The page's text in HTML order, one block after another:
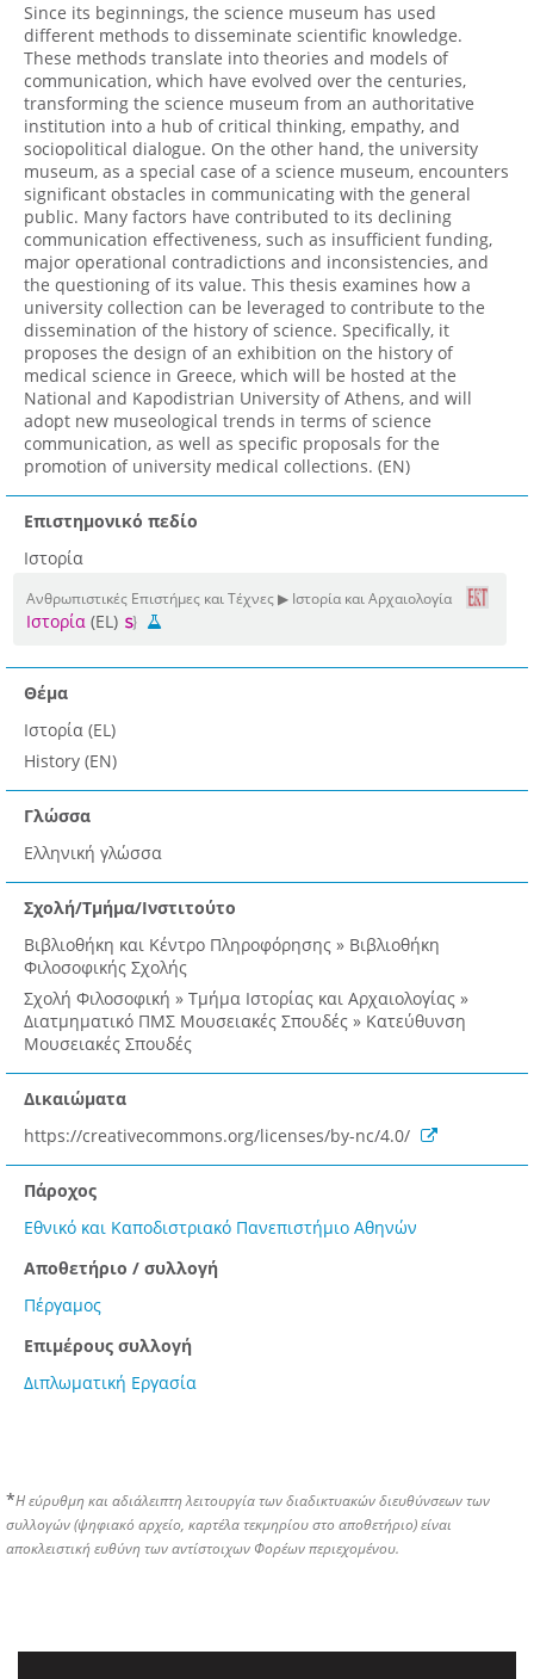
Since its beginnings, the science museum has used
different methods to disseminate scientific knowledge.
These methods translate into theories and models of
communication, which have evolved over the centuries,
transforming the science museum from an authoritative
institution into a hub of critical thinking, empathy, and
sociopolitical dialogue. On the other hand, the university
museum, as a special case of a science museum, encounters
significant obstacles in communicating with the general
public. Many factors have contributed to its declining
communication effectiveness, such as insufficient funding,
major operational contradictions and inconsistencies, and
the questioning of its value. This thesis examines how a
university collection can be leveraged to contribute to the
dissemination of the history of science. Specifically, it
proposes the design of an exhibition on the history of
medical science in Greece, which will be hosted at the
National and Kapodistrian University of Athens, and will
adopt new museological trends in terms of science
communication, as well as specific proposals for the
promotion of university medical collections. (EN)
Επιστημονικό πεδίο
Ιστορία
Ανθρωπιστικές Επιστήμες και Τέχνες ▶ Ιστορία και Αρχαιολογία
Ιστορία (EL)
Θέμα
Ιστορία (EL)
History (EN)
Γλώσσα
Ελληνική γλώσσα
Σχολή/Τμήμα/Ινστιτούτο
Βιβλιοθήκη και Κέντρο Πληροφόρησης » Βιβλιοθήκη
Φιλοσοφικής Σχολής
Σχολή Φιλοσοφική » Τμήμα Ιστορίας και Αρχαιολογίας »
Διατμηματικό ΠΜΣ Μουσειακές Σπουδές » Κατεύθυνση
Μουσειακές Σπουδές
Δικαιώματα
https://creativecommons.org/licenses/by-nc/4.0/
Πάροχος
Εθνικό και Καποδιστριακό Πανεπιστήμιο Αθηνών
Αποθετήριο / συλλογή
Πέργαμος
Επιμέρους συλλογή
Διπλωματική Εργασία
*Η εύρυθμη και αδιάλειπτη λειτουργία των διαδικτυακών διευθύνσεων των
συλλογών (ψηφιακό αρχείο, καρτέλα τεκμηρίου στο αποθετήριο) είναι
αποκλειστική ευθύνη των αντίστοιχων Φορέων περιεχομένου.